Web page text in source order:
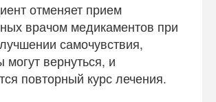
отменяет прием
врачом медикаментов при
самочувствия,
вернуться, и
повторный курс лечения.